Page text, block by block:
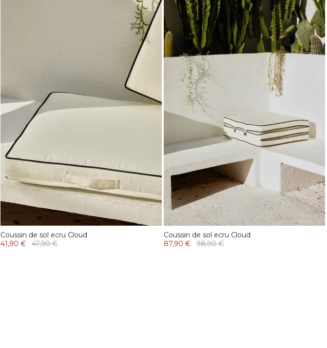
Coussin de sol ecru Cloud
41,90 €
47,90 €
Coussin de sol ecru Cloud
87,90 €
98,90 €